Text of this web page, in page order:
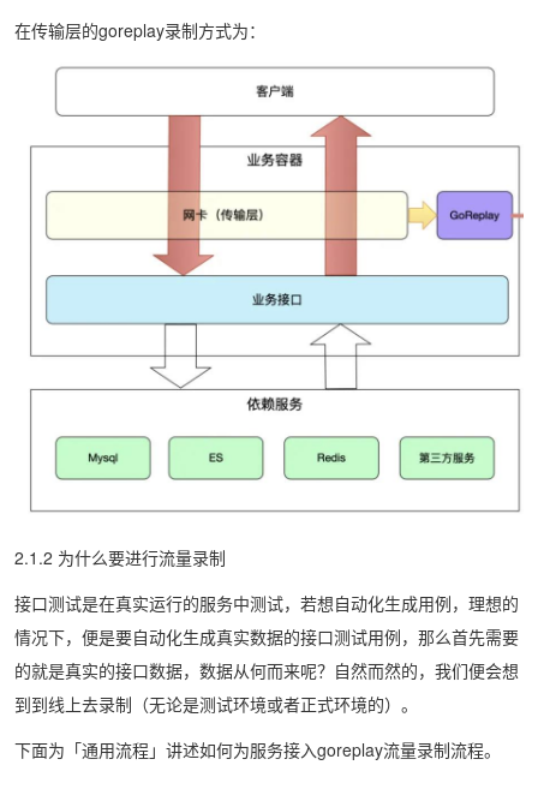
在传输层的goreplay录制方式为：
2.1.2 为什么要进行流量录制
接口测试是在真实运行的服务中测试，若想自动化生成用例，理想的
情况下，便是要自动化生成真实数据的接口测试用例，那么首先需要
的就是真实的接口数据，数据从何而来呢？自然而然的，我们便会想
到到线上去录制（无论是测试环境或者正式环境的）。
下面为「通用流程」讲述如何为服务接入goreplay流量录制流程。